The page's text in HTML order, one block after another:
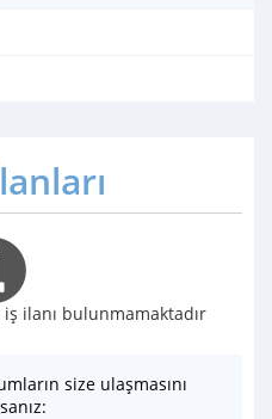
ilanı bulunmamaktadır
size ulaşmasını